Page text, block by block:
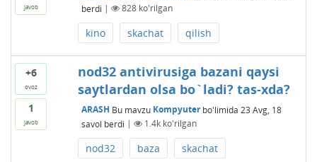
javob
berdi | 828ko'rilgan
kino skachat qilish
+6
ovoz
1
javob
nod32 antivirusiga bazani qaysi
saytlardan olsa bo`ladi? tas-xda?
ARASH Bu mavzu Kompyuterbo'limida 23 Avg, 18
savol berdi | 1.4kko'rilgan
nod32 baza skachat